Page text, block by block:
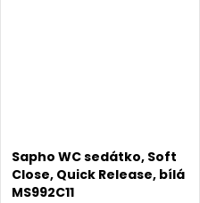
Sapho WC sedátko, Soft
Close, Quick Release, bílá
MS992C11